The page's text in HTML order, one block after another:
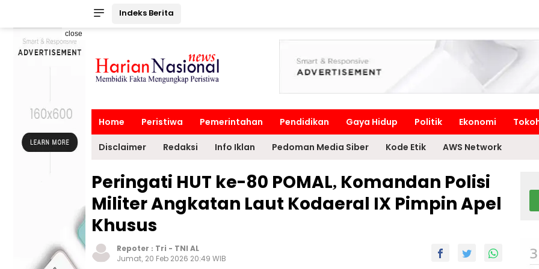
Indeks Berita
close
Home Peristiwa Pemerintahan Pendidikan Gaya Hidup Politik Ekonomi
Disclaimer Redaksi Info Iklan Pedoman Media Siber Kode Etik AWS Network
Peringati HUT ke-80 POMAL, Komandan Polisi
Militer Angkatan Laut Kodaeral IX Pimpin Apel
Khusus
Repoter : Tri - TNI AL
Jumat, 20 Feb 2026 20:49 WIB